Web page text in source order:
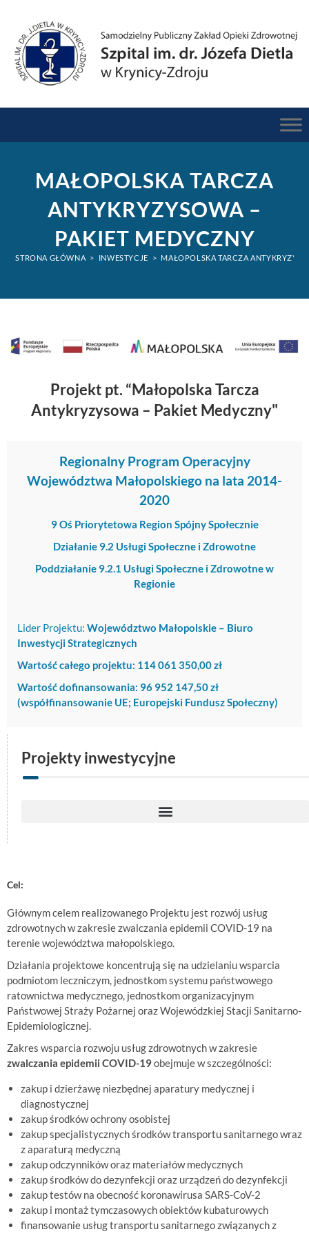
MAŁOPOLSKA TARCZA
ANTYKRYZYSOWA –
PAKIET MEDYCZNY
STRONA GŁÓWNA > INWESTYCJE > MAŁOPOLSKA TARCZA
Projekt pt. “Małopolska Tarcza
Antykryzysowa – Pakiet Medyczny"
Regionalny Program Operacyjny
Województwa Małopolskiego na lata 2014-
2020
9 Oś Priorytetowa Region Spójny Społecznie
Działanie 9.2 Usługi Społeczne i Zdrowotne
Poddziałanie 9.2.1 Usługi Społeczne i Zdrowotne w
Regionie
Lider Projektu: Województwo Małopolskie – Biuro
Inwestycji Strategicznych
Wartość całego projektu: 114 061 350,00 zł
Wartość dofinansowania: 96 952 147,50 zł
(współfinansowanie UE; Europejski Fundusz Społeczny)
Projekty inwestycyjne
Cel:
Głównym celem realizowanego Projektu jest rozwój usług
zdrowotnych w zakresie zwalczania epidemii COVID-19 na
terenie województwa małopolskiego.
Działania projektowe koncentrują się na udzielaniu wsparcia
podmiotom leczniczym, jednostkom systemu państwowego
ratownictwa medycznego, jednostkom organizacyjnym
Państwowej Straży Pożarnej oraz Wojewódzkiej Stacji Sanitarno-
Epidemiologicznej.
Zakres wsparcia rozwoju usług zdrowotnych w zakresie
zwalczania epidemii COVID-19obejmuje w szczególności:
zakup i dzierżawę niezbędnej aparatury medycznej i
diagnostycznej
zakup środków ochrony osobistej
zakup specjalistycznych środków transportu sanitarnego wraz
z aparaturą medyczną
zakup odczynników oraz materiałów medycznych
zakup środków do dezynfekcji oraz urządzeń do dezynfekcji
zakup testów na obecność koronawirusa SARS-CoV-2
zakup i montaż tymczasowych obiektów kubaturowych
finansowanie usług transportu sanitarnego związanych z